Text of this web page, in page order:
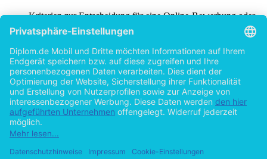
Kriterien zur Entscheidung für eine Online-Bewerbung oder
für eine Bewerbung in Papierform aus Sicht der Bewerber
vonFrank Martin (Autor:in)
©2006 Diplomarbeit 108 Seiten
Hilfe/FAQ
Impressum
Datenschutz
AGB
Vertrag widerrufen
Zur Desktop-Version
byOpen Publishing